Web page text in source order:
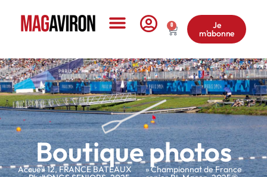
0 Je
m'abonne
Boutique photos
Accueil
» »12,FRANCE BATEAUX » Championnat de France